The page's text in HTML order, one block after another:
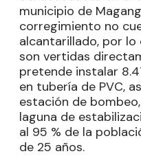
municipio de
corregimiento no
alcantarillado, por lo
son vertidas
pretende instalar
en tubería de PVC,
estación de
laguna de
al 95 % de la
de 25 años.